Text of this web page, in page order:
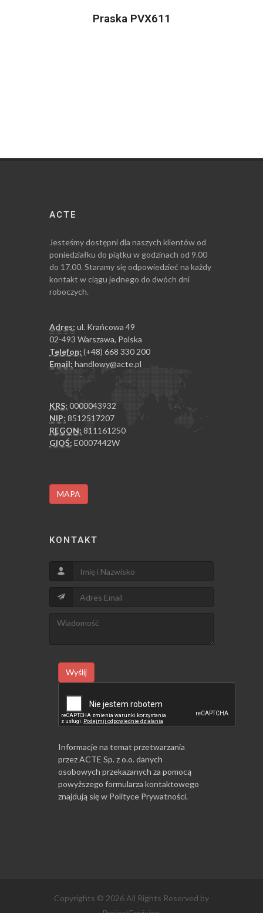
Praska PVX611
ACTE
Jesteśmy dostępni dla naszych klientów od
poniedziałku do piątku w godzinach od 9.00
do 17.00. Staramy się odpowiedzieć na każdy
kontakt w ciągu jednego do dwóch dni
roboczych.
Adres: ul. Krańcowa 49
02-493 Warszawa, Polska
Telefon: (+48) 668 330 200
Email: handlowy@acte.pl
KRS: 0000043932
NIP: 8512517207
REGON: 811161250
GIOŚ: E0007442W
MAPA
KONTAKT
Wyślij
Informacje na temat przetwarzania
przez ACTE Sp. z o.o. danych
osobowych przekazanych za pomocą
powyższego formularza kontaktowego
znajdują się w Polityce Prywatności.
Copyrights © 2026 All Rights Reserved by